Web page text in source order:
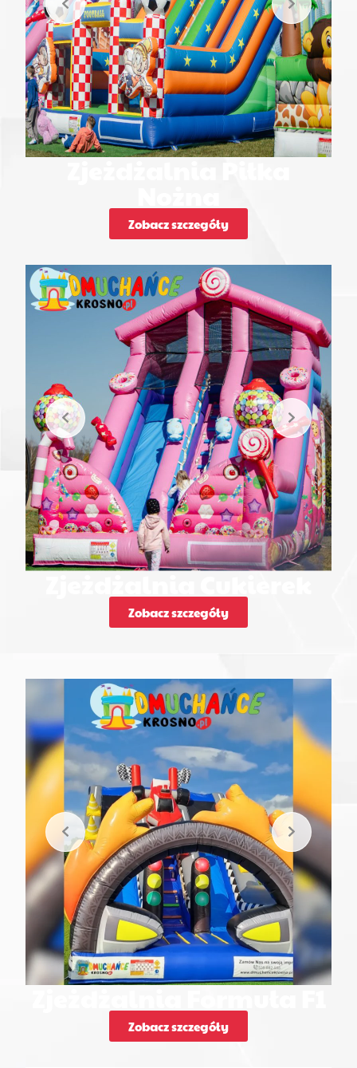
Zjeżdżalnia Piłka
Zobacz szczegóły
Zjeżdżalnia Cukierek
Zobacz szczegóły
Zjeżdżalnia Formuła F1
Zobacz szczegóły